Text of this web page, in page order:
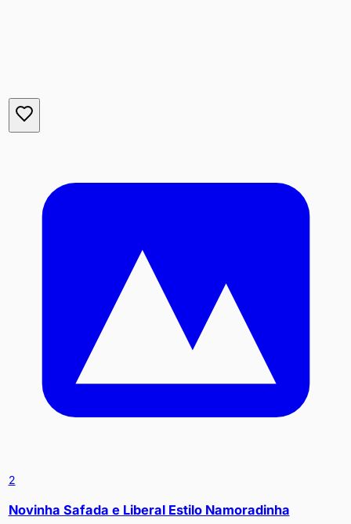
2
Novinha Safada e Liberal Estilo Namoradinha